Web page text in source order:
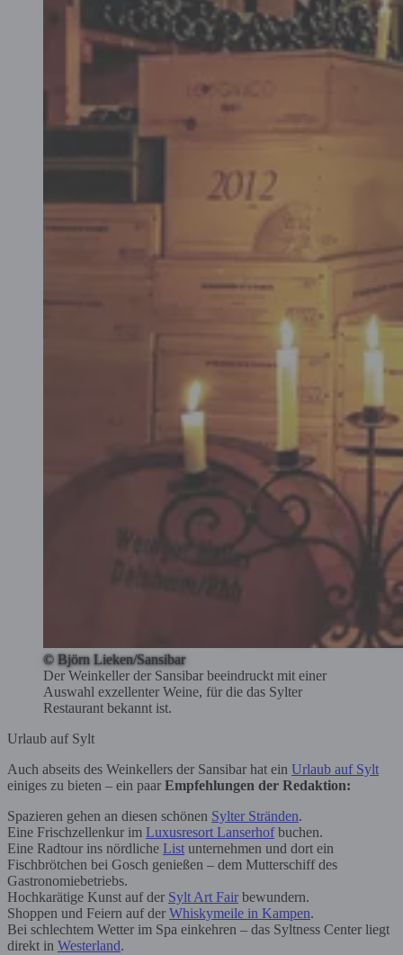
© Björn Lieken/Sansibar
Der Weinkeller der Sansibar beeindruckt mit einer
Auswahl exzellenter Weine, für die das Sylter
Restaurant bekannt ist.
Urlaub auf Sylt
Auch abseits des Weinkellers der Sansibar hat ein Urlaub auf Sylt
einiges zu bieten – ein paar Empfehlungen der Redaktion:
Spazieren gehen an diesen schönen Sylter Stränden.
Eine Frischzellenkur im Luxusresort Lanserhofbuchen.
Eine Radtour ins nördliche List unternehmen und dort ein
Fischbrötchen bei Gosch genießen – dem Mutterschiff des
Gastronomiebetriebs.
Hochkarätige Kunst auf der Sylt Art Fair bewundern.
Shoppen und Feiern auf der Whiskymeile in Kampen.
Bei schlechtem Wetter im Spa einkehren – das Syltness Center liegt
direkt in Westerland.